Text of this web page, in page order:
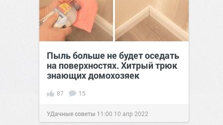
Пыль больше не будет оседать
на поверхностях. Хитрый трюк
знающих домохозяек
87 15
УДачные советы 11:00 10 апр 2022